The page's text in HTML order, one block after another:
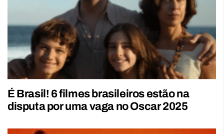
É Brasil! 6 filmes brasileiros estão na
disputa por uma vaga no Oscar 2025